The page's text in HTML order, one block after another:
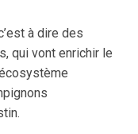
à dire des
qui vont enrichir le